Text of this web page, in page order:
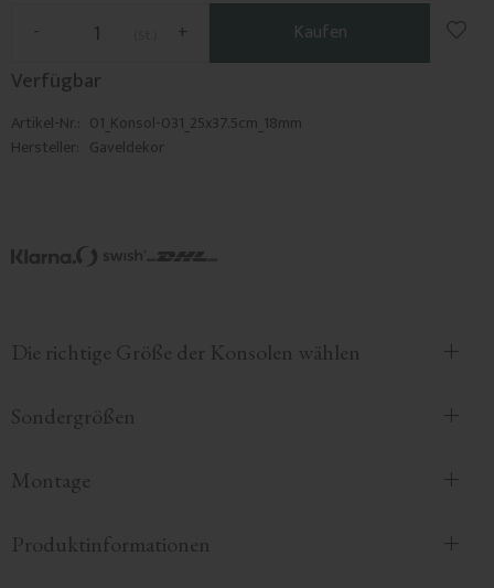
+
- Kaufen
Zu
Verfügbar
Artikel-Nr. 01_Konsol-031_25x37.5cm_18mm
Hersteller Gaveldekor
Die richtige Größe der Konsolen wählen
Sondergrößen
Montage
Produktinformationen